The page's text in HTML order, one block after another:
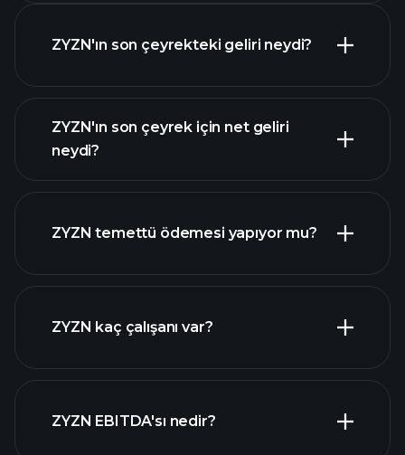
ZYZN
kazançları
ZYZN'ın son çeyrekteki geliri neydi?
raporlar
ZYZN'ın son çeyrek için net geliri
neydi?
mali
ZYZN temettü ödemesi yapıyor mu?
hisseler
ZYZN kaç çalışanı var?
işverenler
ZYZN EBITDA'sı nedir?